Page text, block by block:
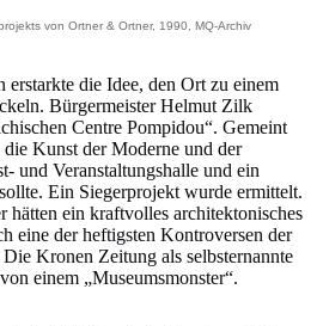
von Ortner & Ortner, 1990, MQ-Archiv
erstarkte die Idee, den Ort zu einem
Bürgermeister Helmut Zilk
Centre Pompidou“. Gemeint
Kunst der Moderne und der
und Veranstaltungshalle und ein
Ein Siegerprojekt wurde ermittelt.
hätten ein kraftvolles architektonisches
eine der heftigsten Kontroversen der
Kronen Zeitung als selbsternannte
einem „Museumsmonster“.